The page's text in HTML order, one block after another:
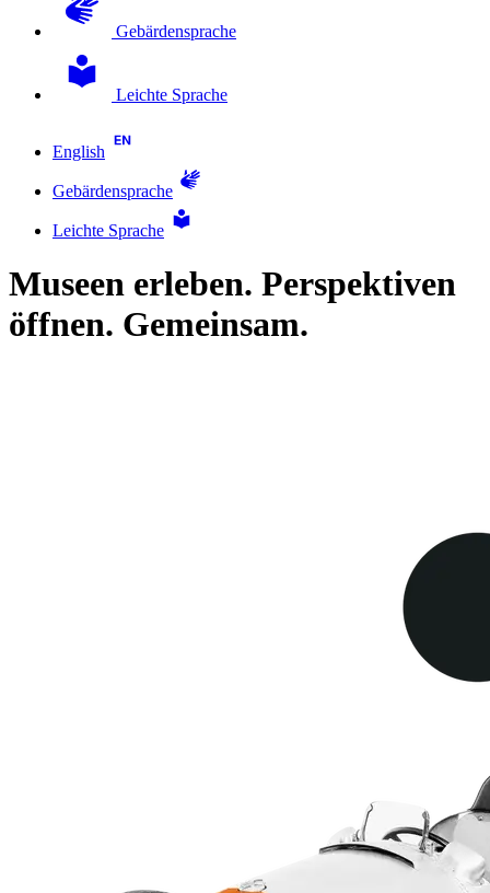
Gebärdensprache
Leichte Sprache
English
Gebärdensprache
Leichte Sprache
Museen erleben. Perspektiven
öffnen. Gemeinsam.